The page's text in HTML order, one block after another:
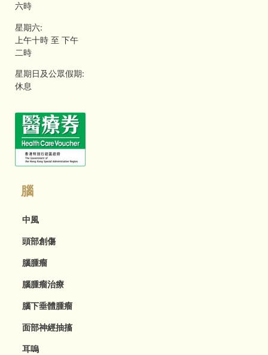
六時
星期六:
上午十時 至 下午
二時
星期日及公眾假期:
休息
腦
中風
頭部創傷
腦腫瘤
腦腫瘤治療
腦下垂體腫瘤
面部神經抽搐
耳嗚